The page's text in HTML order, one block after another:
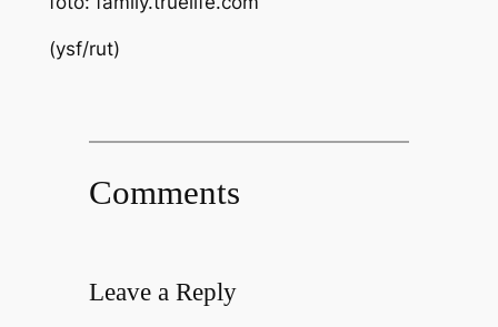
(ysf/rut)
Comments
Leave a Reply